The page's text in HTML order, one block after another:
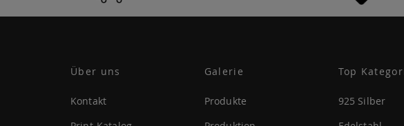
Über uns
Kontakt
Galerie
Produkte
Top
925 Silber